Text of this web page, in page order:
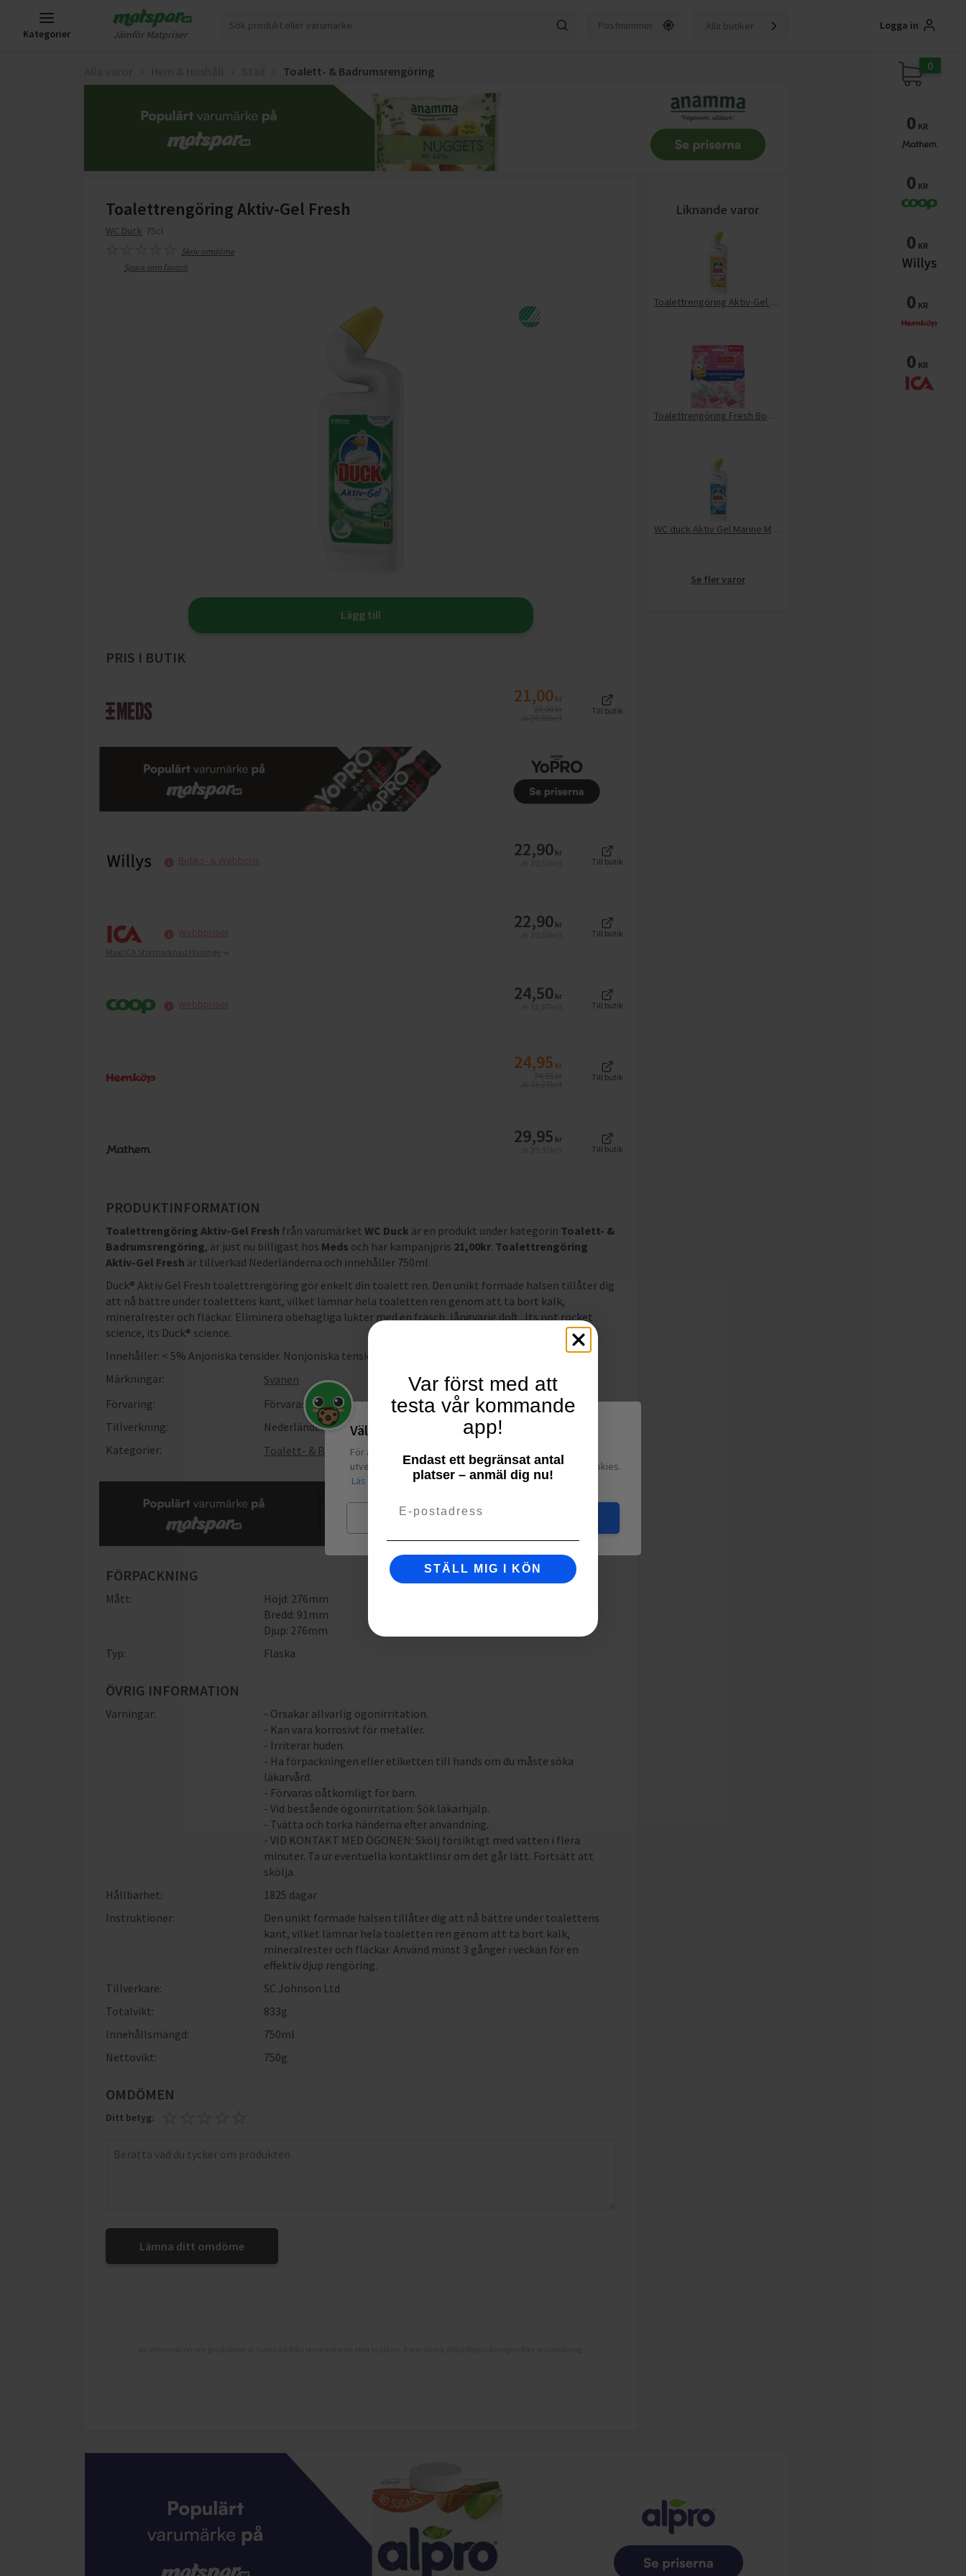
Kategorier Jämför Matpriser
Alla butiker Logga in
Toalett- & Badrumsrengöring
Toalettrengöring Aktiv-Gel Fresh
WC Duck 75cl
Skriv omdöme
Spara som favorit
Liknande varor
Toalettrengöring Aktiv-Gel Citrus
Toalettrengöring Fresh Boost Floral Duo
WC duck Aktiv Gel Marine Miljömärkt
Se fler varor
Lägg till
PRIS I BUTIK
21,00 kr
Till butik
Butiks- & Webbpris
22,90 kr
Till butik
Webbpriser
22,90 kr
Till butik
Maxi ICA Stormarknad Haninge
Webbpriser
24,50 kr
Till butik
24,95 kr
Till butik
29,95 kr
Till butik
PRODUKTINFORMATION
Toalettrengöring Aktiv-Gel Fresh från varumärket WC Duck är en produkt under kategorin Toalett- &
Badrumsrengöring, är just nu billigast hos Meds och har kampanjpris 21,00kr. Toalettrengöring
Aktiv-Gel Fresh är tillverkad Nederländerna och innehåller 750ml.
Duck® Aktiv Gel Fresh toalettrengöring gör enkelt din toalett ren. Den unikt formade halsen tillåter dig
att nå bättre under toalettens kant, vilket lämnar hela toaletten ren genom att ta bort kalk,
mineralrester och fläckar. Eliminera obehagliga lukter med en fräsch, långvarig doft . Its not rocket
science, its Duck® science.
Innehåller: < 5% Anjoniska tensider. Nonjoniska tensider. Innehåller: också Parfym.
Märkningar:
Svanen
Förvaring:
Förvaras oåtkomligt för barn. 5° — 25°
Tillverkning:
Nederländerna
Kategorier:
Toalett- & Badrumsrengöring
FÖRPACKNING
Mått:
Höjd: 276mm
Bredd: 91mm
Djup: 276mm
Typ:
Flaska
ÖVRIG INFORMATION
Varningar:
- Orsakar allvarlig ögonirritation.
- Kan vara korrosivt för metaller.
- Irriterar huden.
- Ha förpackningen eller etiketten till hands om du måste söka
läkarvård.
- Förvaras oåtkomligt för barn.
- Vid bestående ögonirritation: Sök läkarhjälp.
- Tvätta och torka händerna efter användning.
- VID KONTAKT MED ÖGONEN: Skölj försiktigt med vatten i flera
minuter. Ta ur eventuella kontaktlinsr om det går lätt. Fortsätt att
skölja.
Hållbarhet:
1825 dagar
Instruktioner:
Den unikt formade halsen tillåter dig att nå bättre under toalettens
kant, vilket lämnar hela toaletten ren genom att ta bort kalk,
mineralrester och fläckar. Använd minst 3 gånger i veckan för en
effektiv djup rengöring.
Tillverkare:
SC Johnson Ltd
Totalvikt:
833g
Innehållsmängd:
750ml
Nettovikt:
750g
OMDÖMEN
Ditt betyg:
Lämna ditt omdöme
0
0 KR
0 KR
0 KR
0 KR
0 KR
Välkommen till Matspar.se
För att leverera en personlig upplevelse, mäta sajtens
utveckling och ha sociala medier-koppling använder vi cookies.
Läs mer
Mina val
Var först med att
testa vår kommande
app!
Endast ett begränsat antal
platser – anmäl dig nu!
STÄLL MIG I KÖN